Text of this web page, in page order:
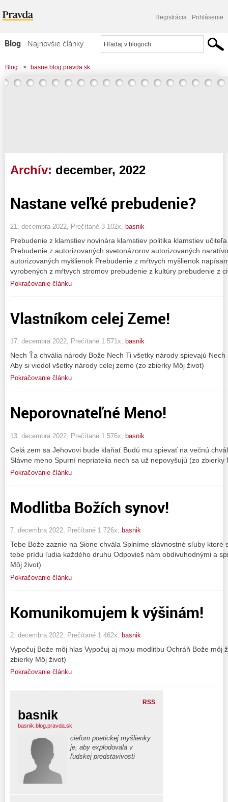
Registrácia Prihlásenie
Blog
Najnovšie články
Najčítanejšie články
Najkomentovanejšie články
Blog > basne.blog.pravda.sk
Archív: december, 2022
Nastane veľké prebudenie?
21. decembra 2022, Prečítané 3 102x, basnik
Prebudenie z klamstiev novinára klamstiev politika klamstiev
Prebudenie z autorizovaných svetonázorov autorizovaných
autorizovaných myšlienok Prebudenie z mŕtvych myšlienok
vyrobených z mŕtvych stromov prebudenie z kultúry prebudenie z
Pokračovanie článku
Vlastníkom celej Zeme!
17. decembra 2022, Prečítané 1 571x, basnik
Nech Ťa chvália národy Bože Nech Ti všetky národy spievajú
Aby si viedol všetky národy celej zeme (zo zbierky Môj život)
Pokračovanie článku
Neporovnateľné Meno!
13. decembra 2022, Prečítané 1 576x, basnik
Celá zem sa Jehovovi bude klaňať Budú mu spievať na večnú
Slávne meno Spurní nepriatelia nech sa už nepovyšujú (zo zbierky
Pokračovanie článku
Modlitba Božích synov!
7. decembra 2022, Prečítané 1 726x, basnik
Tebe Bože zaznie na Sione chvála Splníme slávnostné sľuby ktoré
tebe prídu ľudia každého druhu Odpovieš nám obdivuhodnými a
Môj život)
Pokračovanie článku
Komunikomujem k výšinám!
2. decembra 2022, Prečítané 1 462x, basnik
Vypočuj Bože môj hlas Vypočuj aj moju modlitbu Ochráň Bože môj
zbierky Môj život)
Pokračovanie článku
RSS
basnik
basnik.blog.pravda.sk
cieľom poetickej myšlienky
je, aby explodovala v
ľudskej predstavivosti